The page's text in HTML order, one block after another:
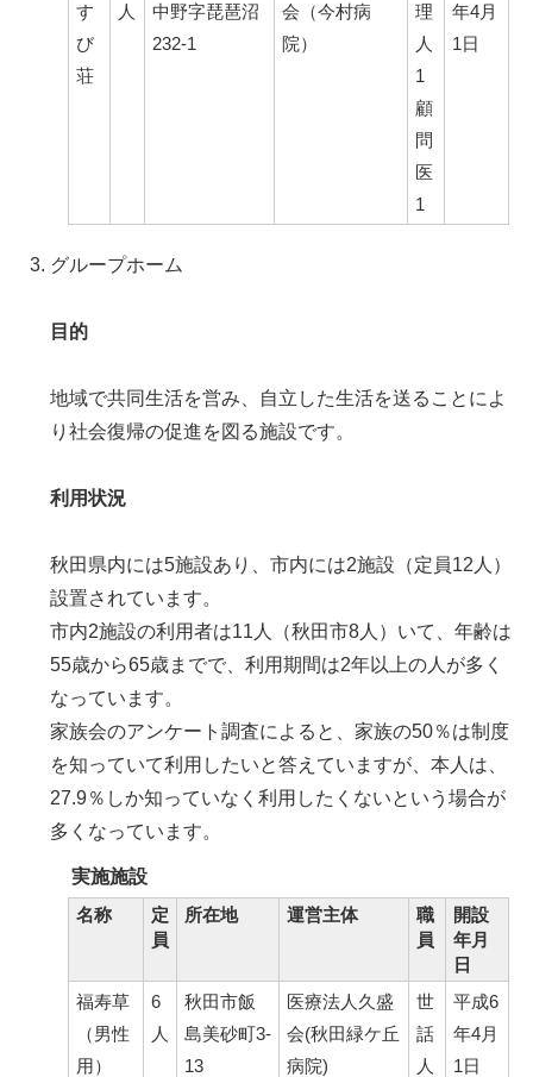
す
び
荘
人
中野字琵琶沼
232-1
会（今村病
院）
理
人
1
顧
問
医
1
年4月
1日
グループホーム
目的
地域で共同生活を営み、自立した生活を送ることによ
り社会復帰の促進を図る施設です。
利用状況
秋田県内には5施設あり、市内には2施設（定員12人）
設置されています。
市内2施設の利用者は11人（秋田市8人）いて、年齢は
55歳から65歳までで、利用期間は2年以上の人が多く
なっています。
家族会のアンケート調査によると、家族の50％は制度
を知っていて利用したいと答えていますが、本人は、
27.9％しか知っていなく利用したくないという場合が
多くなっています。
実施施設
名称
定
員
所在地 運営主体
職
員
開設
年月
日
福寿草
（男性
用）
6
人
秋田市飯
島美砂町3-
13
医療法人久盛
会(秋田緑ケ丘
病院)
世
話
人
平成6
年4月
1日